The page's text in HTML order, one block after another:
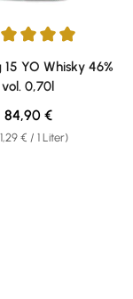
SternenBewertung
YO Whisky 46%
vol. 0,70l
€ / 1 Liter)
Regulärer Preis:
84,90 €